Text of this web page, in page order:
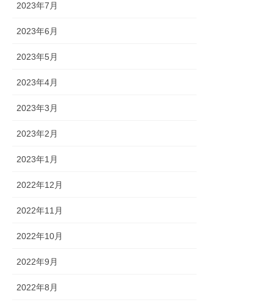
2023年7月
2023年6月
2023年5月
2023年4月
2023年3月
2023年2月
2023年1月
2022年12月
2022年11月
2022年10月
2022年9月
2022年8月